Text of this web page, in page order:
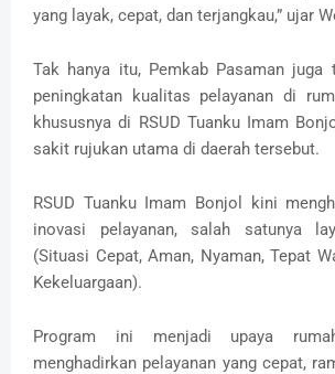
yang layak, cepat, dan terjangkau,” ujar
Tak hanya itu, Pemkab Pasaman juga
peningkatan kualitas pelayanan di
khususnya di RSUD Tuanku Imam
sakit rujukan utama di daerah tersebut.
RSUD Tuanku Imam Bonjol kini
inovasi pelayanan, salah satunya
(Situasi Cepat, Aman, Nyaman, Tepat
Kekeluargaan).
Program ini menjadi upaya
menghadirkan pelayanan yang cepat,